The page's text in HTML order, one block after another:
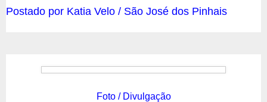
Postado por Katia Velo / São José dos Pinhais
Foto / Divulgação